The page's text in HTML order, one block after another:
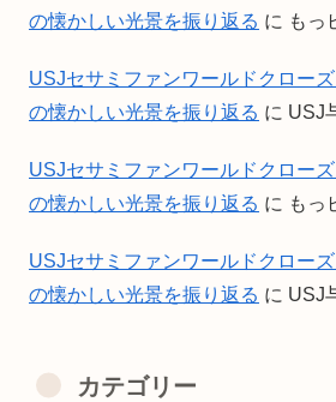
の懐かしい光景を振り返る に もっ
USJセサミファンワールドクロー
の懐かしい光景を振り返る に USJ
USJセサミファンワールドクロー
の懐かしい光景を振り返る に もっ
USJセサミファンワールドクロー
の懐かしい光景を振り返る に USJ
カテゴリー